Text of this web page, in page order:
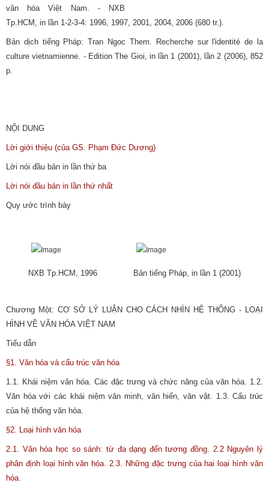
văn hóa Việt Nam. - NXB
Tp.HCM, in lần 1-2-3-4: 1996, 1997, 2001, 2004, 2006 (680 tr.).
Bản dịch tiếng Pháp: Tran Ngoc Them. Recherche sur l'identité de la
culture vietnamienne. - Edition The Gioi, in lần 1 (2001), lần 2 (2006), 852
p.
NỘI DUNG
Lời giới thiệu (của GS. Phạm Đức Dương)
Lời nói đầu bản in lần thứ ba
Lời nói đầu bản in lần thứ nhất
Quy ước trình bày
NXB Tp.HCM, 1996 Bản tiếng Pháp, in lần 1 (2001)
Chương Một: CƠ SỞ LÝ LUẬN CHO CÁCH NHÌN HỆ THỐNG - LOẠI
HÌNH VỀ VĂN HÓA VIỆT NAM
Tiểu dẫn
§1. Văn hóa và cấu trúc văn hóa
1.1. Khái niệm văn hóa. Các đặc trưng và chức năng của văn hóa. 1.2.
Văn hóa với các khái niệm văn minh, văn hiến, văn vật. 1.3. Cấu trúc
của hệ thống văn hóa.
§2. Loại hình văn hóa
2.1. Văn hóa học so sánh: từ đa dạng đến tương đồng. 2.2 Nguyên lý
phân định loại hình văn hóa. 2.3. Những đặc trưng của hai loại hình văn
hóa.